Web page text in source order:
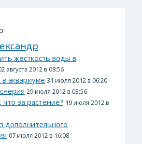
жесткость воды в
августа 2012 в 08:56
аквариуме 31 июля 2012 в 06:20
29 июля 2012 в 03:56
за растение? 19 июля 2012 в
дополнительного
07 июля 2012 в 16:08